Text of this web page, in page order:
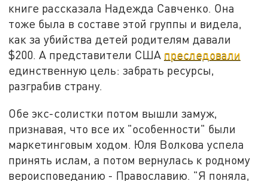
книге рассказала Надежда Савченко. Она
тоже была в составе этой группы и видела,
как за убийства детей родителям давали
$200. А представители США преследовали
единственную цель: забрать ресурсы,
разграбив страну.
Обе экс-солистки потом вышли замуж,
признавая, что все их "особенности" были
маркетинговым ходом. Юля Волкова успела
принять ислам, а потом вернулась к родному
вероисповеданию - Православию. "Я поняла,